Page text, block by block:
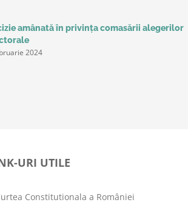
amânată în privinţa comasării alegerilor
2024
URI UTILE
Constitutionala a României